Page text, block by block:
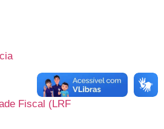
Fiscal (LRF